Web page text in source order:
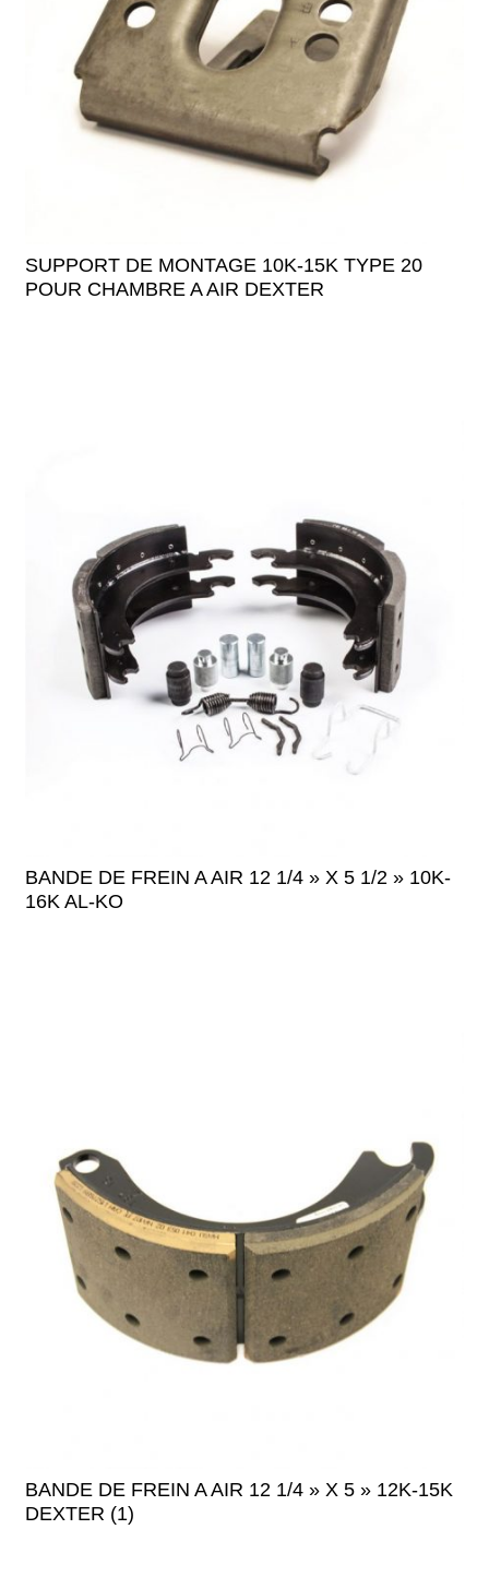
SUPPORT DE MONTAGE 10K-15K TYPE 20
POUR CHAMBRE A AIR DEXTER
BANDE DE FREIN A AIR 12 1/4 » X 5 1/2 » 10K-
16K AL-KO
BANDE DE FREIN A AIR 12 1/4 » X 5 » 12K-15K
DEXTER (1)